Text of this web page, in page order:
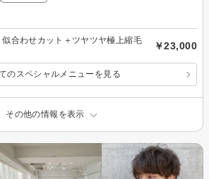
似合わせカット＋ツヤツヤ極上縮毛
￥23,000
のスペシャルメニューを見る
その他の情報を表示